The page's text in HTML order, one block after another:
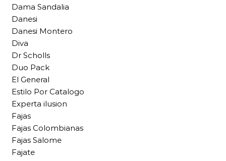
Dama Sandalia
Danesi
Danesi Montero
Diva
Dr Scholls
Duo Pack
El General
Estilo Por Catalogo
Experta ilusion
Fajas
Fajas Colombianas
Fajas Salome
Fajate